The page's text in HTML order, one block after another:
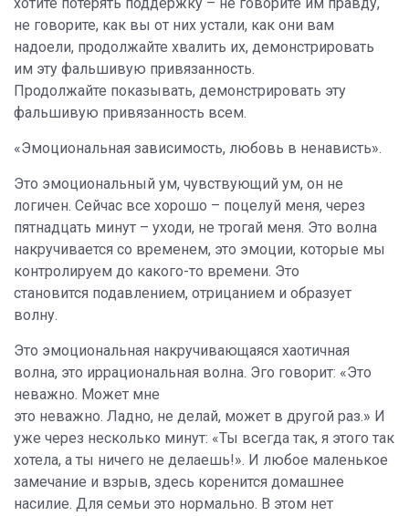
не говорите, как вы от них устали, как они вам
надоели, продолжайте хвалить их, демонстрировать
им эту фальшивую привязанность.
Продолжайте показывать, демонстрировать эту
фальшивую привязанность всем.
«Эмоциональная зависимость, любовь в ненависть».
Это эмоциональный ум, чувствующий ум, он не
логичен. Сейчас все хорошо – поцелуй меня, через
пятнадцать минут – уходи, не трогай меня. Это волна
накручивается со временем, это эмоции, которые мы
контролируем до какого-то времени. Это
становится подавлением, отрицанием и образует
волну.
Это эмоциональная накручивающаяся хаотичная
волна, это иррациональная волна. Эго говорит: «Это
неважно. Может мне
это неважно. Ладно, не делай, может в другой раз.» И
уже через несколько минут: «Ты всегда так, я этого так
хотела, а ты ничего не делаешь!». И любое маленькое
замечание и взрыв, здесь коренится домашнее
насилие. Для семьи это нормально. В этом нет